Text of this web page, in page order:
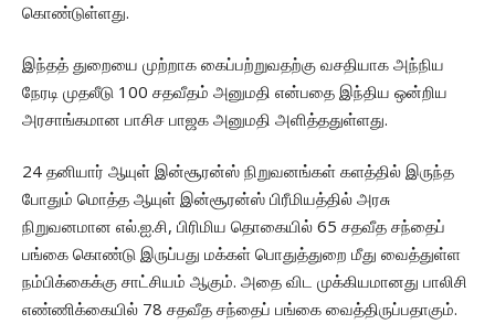
கொண்டுள்ளது.
இந்தத் துறையை முற்றாக கைப்பற்றுவதற்கு வசதியாக அந்நிய
நேரடி முதலீடு 100 சதவீதம் அனுமதி என்பதை இந்திய ஒன்றிய
அரசாங்கமான பாசிச பாஜக அனுமதி அளித்ததுள்ளது.
24 தனியார் ஆயுள் இன்சூரன்ஸ் நிறுவனங்கள் களத்தில் இருந்த
போதும் மொத்த ஆயுள் இன்சூரன்ஸ் பிரீமியத்தில் அரசு
நிறுவனமான எல்.ஐ.சி, பிரிமிய தொகையில் 65 சதவீத சந்தைப்
பங்கை கொண்டு இருப்பது மக்கள் பொதுத்துறை மீது வைத்துள்ள
நம்பிக்கைக்கு சாட்சியம் ஆகும். அதை விட முக்கியமானது பாலிசி
எண்ணிக்கையில் 78 சதவீத சந்தைப் பங்கை வைத்திருப்பதாகும்.